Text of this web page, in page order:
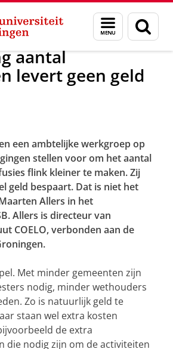
Menu
en
zoeken
Nieuws Nieuwsberichten
aantal
levert geen geld
een ambtelijke werkgroep op
stellen voor om het aantal
flink kleiner te maken. Zij
geld bespaart. Dat is niet het
Allers in het
Allers is directeur van
COELO, verbonden aan de
Met minder gemeenten zijn
nodig, minder wethouders
Zo is natuurlijk geld te
staan wel extra kosten
de extra
die nodig zijn om de activiteiten